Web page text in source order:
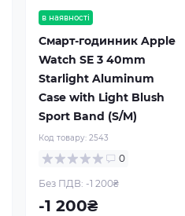
в наявності
Смарт-годинник Apple
Watch SE 3 40mm
Starlight Aluminum
Case with Light Blush
Sport Band (S/M)
Код товару:2543
0
Без ПДВ: -1 200₴
-1 200₴